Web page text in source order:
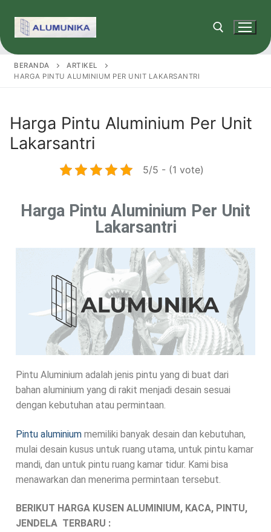
BERANDA
ARTIKEL
HARGA PINTU ALUMINIUM PER UNIT LAKARSANTRI
Harga Pintu Aluminium Per Unit
Lakarsantri
5/5 - (1 vote)
Harga Pintu Aluminium Per Unit
Lakarsantri
Pintu Aluminium adalah jenis pintu yang di buat dari
bahan aluminium yang di rakit menjadi desain sesuai
dengan kebutuhan atau permintaan.
Pintu aluminium memiliki banyak desain dan kebutuhan,
mulai desain kusus untuk ruang utama, untuk pintu kamar
mandi, dan untuk pintu ruang kamar tidur. Kami bisa
menawarkan dan menerima permintaan tersebut.
BERIKUT HARGA KUSEN ALUMINIUM, KACA, PINTU,
JENDELA TERBARU :